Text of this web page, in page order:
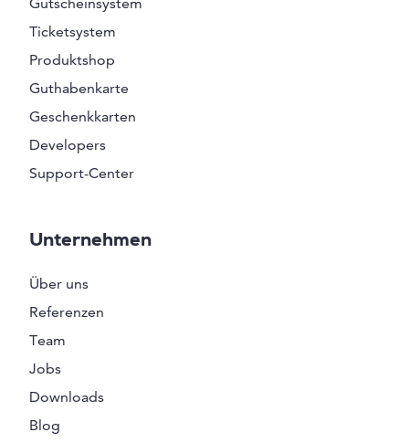
Ticketsystem
Produktshop
Guthabenkarte
Geschenkkarten
Developers
Support-Center
Unternehmen
Über uns
Referenzen
Team
Jobs
Downloads
Blog